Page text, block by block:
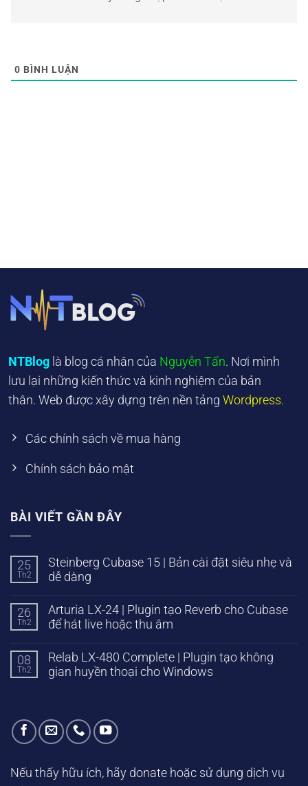
0 BÌNH LUẬN
NTBlog là blog cá nhân của Nguyễn Tấn. Nơi mình
lưu lại những kiến thức và kinh nghiệm của bản
thân. Web được xây dựng trên nền tảng Wordpress.
Các chính sách về mua hàng
Chính sách bảo mật
BÀI VIẾT GẦN ĐÂY
25
Th2
Steinberg Cubase 15 | Bản cài đặt siêu nhẹ và
dễ dàng
26
Th2
Arturia LX-24 | Plugin tạo Reverb cho Cubase
để hát live hoặc thu âm
08
Th2
Relab LX-480 Complete | Plugin tạo không
gian huyền thoại cho Windows
Nếu thấy hữu ích, hãy donate hoặc sử dụng dịch vụ